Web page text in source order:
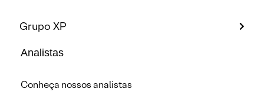
Grupo XP
Analistas
Conheça nossos analistas